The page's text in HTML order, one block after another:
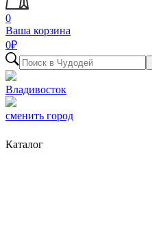
0
Ваша корзина
0₽
Владивосток
сменить город
Каталог